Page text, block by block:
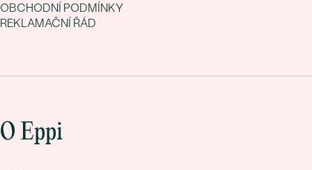
OBCHODNÍ PODMÍNKY
REKLAMAČNÍ ŘÁD
O Eppi